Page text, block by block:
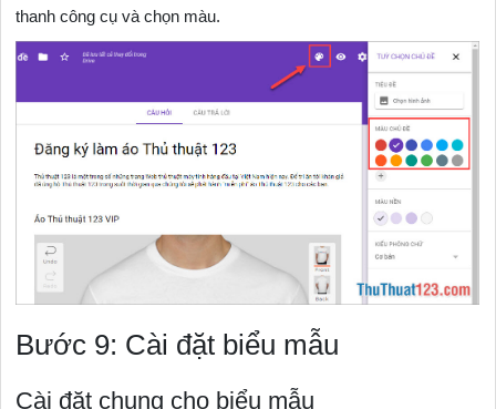
thanh công cụ và chọn màu.
Bước 9: Cài đặt biểu mẫu
Cài đặt chung cho biểu mẫu